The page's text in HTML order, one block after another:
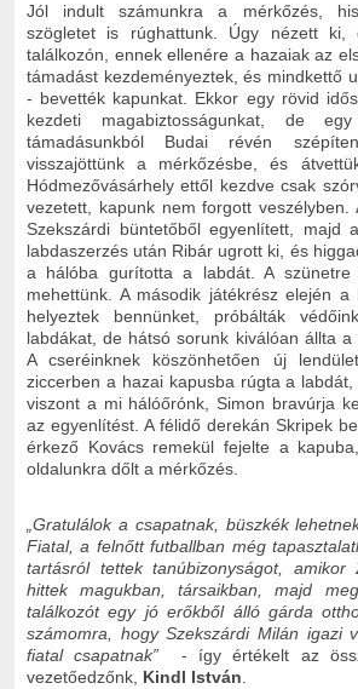
Jól indult számunkra a mérkőzés,
szögletet is rúghattunk. Úgy nézett ki,
találkozón, ennek ellenére a hazaiak az
támadást kezdeményeztek, és mindkettő
- bevették kapunkat. Ekkor egy rövid
kezdeti magabiztosságunkat, de
támadásunkból Budai révén
visszajöttünk a mérkőzésbe, és
Hódmezővásárhely ettől kezdve csak
vezetett, kapunk nem forgott veszélyben.
Szekszárdi büntetőből egyenlített, majd
labdaszerzés után Ribár ugrott ki, és
a hálóba gurította a labdát. A szünetre
mehettünk. A második játékrész elején a
helyeztek bennünket, próbálták
labdákat, de hátsó sorunk kiválóan állta a
A cseréinknek köszönhetően új
ziccerben a hazai kapusba rúgta a
viszont a mi hálóőrónk, Simon bravúrja
az egyenlítést. A félidő derekán Skripek
érkező Kovács remekül fejelte a
oldalunkra dőlt a mérkőzés.
„Gratulálok a csapatnak, büszkék
Fiatal, a felnőtt futballban még
tartásról tettek tanúbizonyságot, amikor
hittek magukban, társaikban, majd
találkozót egy jó erőkből álló gárda
számomra, hogy Szekszárdi Milán igazi
fiatal csapatnak”
- így értékelt az
vezetőedzőnk, Kindl István.